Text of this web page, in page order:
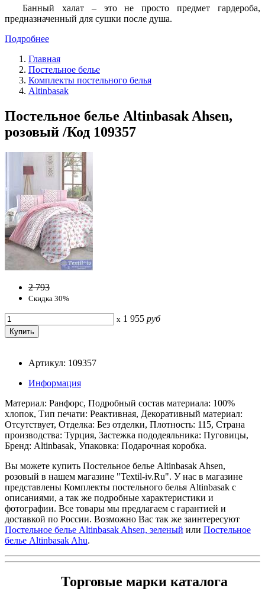
Банный халат – это не просто предмет гардероба,
предназначенный для сушки после душа.
Подробнее
Главная
Постельное белье
Комплекты постельного белья
Altinbasak
Постельное белье Altinbasak Ahsen,
розовый /Код 109357
2 793
Скидка 30%
x 1 955 руб
Артикул: 109357
Информация
Материал: Ранфорс, Подробный состав материала: 100%
хлопок, Тип печати: Реактивная, Декоративный материал:
Отсутствует, Отделка: Без отделки, Плотность: 115, Страна
производства: Турция, Застежка пододеяльника: Пуговицы,
Бренд: Altinbasak, Упаковка: Подарочная коробка.
Вы можете купить Постельное белье Altinbasak Ahsen,
розовый в нашем магазине "Textil-iv.Ru". У нас в магазине
представлены Комплекты постельного белья Altinbasak с
описаниями, а так же подробные характеристики и
фотографии. Все товары мы предлагаем с гарантией и
доставкой по России. Возможно Вас так же заинтересуют
Постельное белье Altinbasak Ahsen, зеленый или Постельное
белье Altinbasak Ahu.
Торговые марки каталога